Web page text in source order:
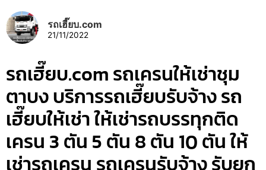
รถเฮี๊ยบ.com
21/11/2022
รถเฮี๊ยบ.com รถเครนให้เช่าชุม
ตาบง บริการรถเฮี๊ยบรับจ้าง รถ
เฮี๊ยบให้เช่า ให้เช่ารถบรรทุกติด
เครน 3 ตัน 5 ตัน 8 ตัน 10 ตัน ให้
เช่ารถเครน รถเครนรับจ้าง รับยก